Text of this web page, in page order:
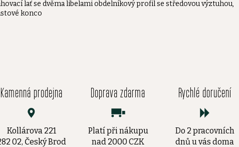
lať se dvěma libelami obdelníkový profil se středovou výztuhou,
konco
Kamenná prodejna
Kollárova 221
02, Český Brod
Doprava zdarma
Platí při nákupu
nad 2000 CZK
Rychlé doručení
Do 2 pracovních
dnů u vás doma